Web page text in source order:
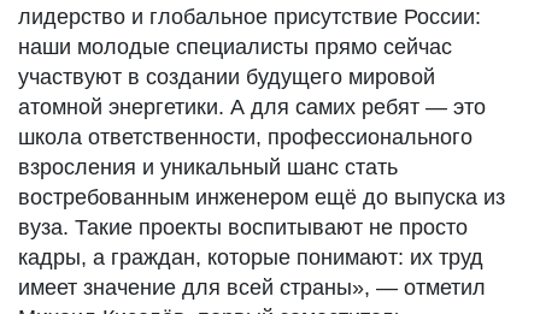
лидерство и глобальное присутствие России:
наши молодые специалисты прямо сейчас
участвуют в создании будущего мировой
атомной энергетики. А для самих ребят — это
школа ответственности, профессионального
взросления и уникальный шанс стать
востребованным инженером ещё до выпуска из
вуза. Такие проекты воспитывают не просто
кадры, а граждан, которые понимают: их труд
имеет значение для всей страны», — отметил